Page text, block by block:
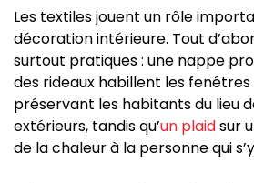
Les textiles jouent un rôle
décoration intérieure. Tout
surtout pratiques : une nappe
des rideaux habillent les
préservant les habitants du lieu
extérieurs, tandis qu’un plaidsur
de la chaleur à la personne qui